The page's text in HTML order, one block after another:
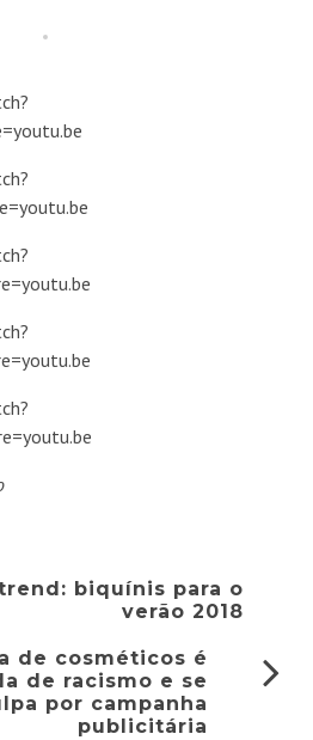
biquínis para o
verão 2018
de cosméticos é
de racismo e se
por campanha
publicitária